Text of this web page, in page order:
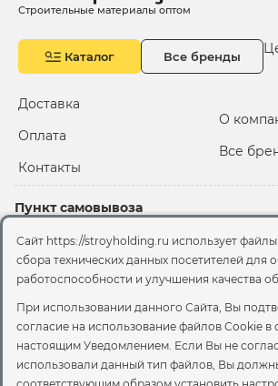
Строительные материалы оптом
Каталог Все бренды
Доставка
Оплата
Контакты
О
Все
Пункт самовывоза
2-й Иртышский проезд,
территория 2А стр.3
Офис
Москва, ул. Вятская, 49с1
© 2026 Стройхолдинг | г. Москва
Сайт https://stroyholding.ru использует
сбора технических данных посетителей для
работоспособности и улучшения качества
При использовании данного Сайта, Вы
согласие на использование файлов Cookie в
настоящим Уведомлением. Если Вы не
использовали данный тип файлов, Вы